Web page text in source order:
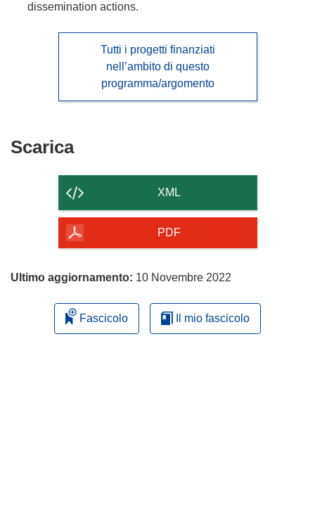
dissemination actions.
Tutti i progetti finanziati
nell’ambito di questo
programma/argomento
ScaricaScarica
contenuto
della
pagina
XML
PDF
Ultimo aggiornamento: 10 Novembre 2022
Fascicolo Il mio fascicolo